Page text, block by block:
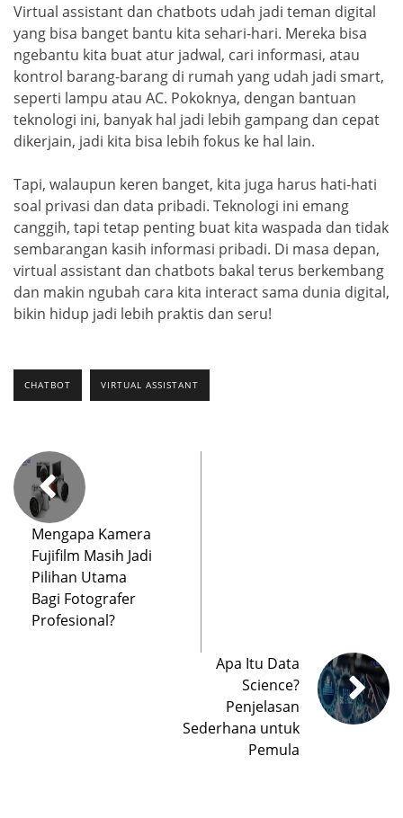
Virtual assistant dan chatbots udah jadi teman digital
yang bisa banget bantu kita sehari-hari. Mereka bisa
ngebantu kita buat atur jadwal, cari informasi, atau
kontrol barang-barang di rumah yang udah jadi smart,
seperti lampu atau AC. Pokoknya, dengan bantuan
teknologi ini, banyak hal jadi lebih gampang dan cepat
dikerjain, jadi kita bisa lebih fokus ke hal lain.
Tapi, walaupun keren banget, kita juga harus hati-hati
soal privasi dan data pribadi. Teknologi ini emang
canggih, tapi tetap penting buat kita waspada dan tidak
sembarangan kasih informasi pribadi. Di masa depan,
virtual assistant dan chatbots bakal terus berkembang
dan makin ngubah cara kita interact sama dunia digital,
bikin hidup jadi lebih praktis dan seru!
CHATBOT VIRTUAL ASSISTANT
Mengapa Kamera
Fujifilm Masih Jadi
Pilihan Utama
Bagi Fotografer
Profesional?
Apa Itu Data
Science?
Penjelasan
Sederhana untuk
Pemula